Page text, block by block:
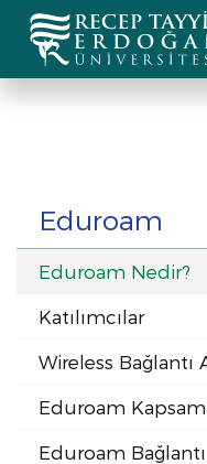
Eduroam
Eduroam Nedir?
Katılımcılar
Wireless Bağlantı
Eduroam
Eduroam Bağlantı